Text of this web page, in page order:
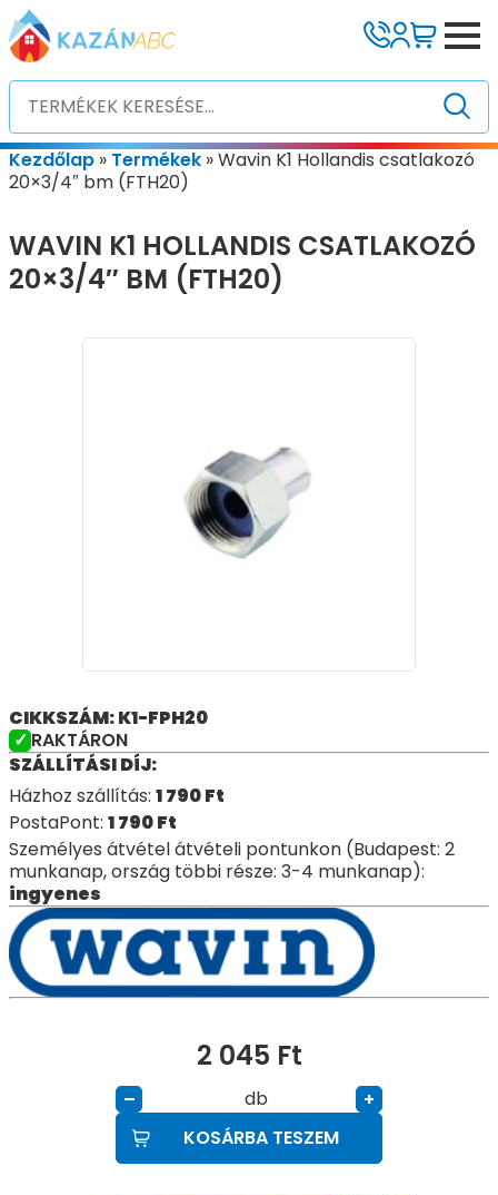
Kezdőlap » Termékek »Wavin K1 Hollandis csatlakozó
20×3/4″ bm (FTH20)
WAVIN K1 HOLLANDIS CSATLAKOZÓ
20×3/4″ BM (FTH20)
CIKKSZÁM: K1-FPH20
RAKTÁRON
SZÁLLÍTÁSI DÍJ:
Házhoz szállítás: 1 790Ft
PostaPont: 1 790Ft
Személyes átvétel átvételi pontunkon (Budapest: 2
munkanap, ország többi része: 3-4 munkanap):
ingyenes
2 045 Ft
– db
+
KOSÁRBA TESZEM